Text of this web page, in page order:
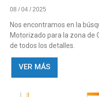
08 / 04 / 2025
Nos encontramos en la
Motorizado para la zona de
de todos los detalles.
VER MÁS